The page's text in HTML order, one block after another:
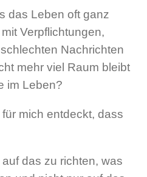
das Leben oft ganz
Verpflichtungen,
Nachrichten
mehr viel Raum bleibt
im Leben?
mich entdeckt, dass
das zu richten, was